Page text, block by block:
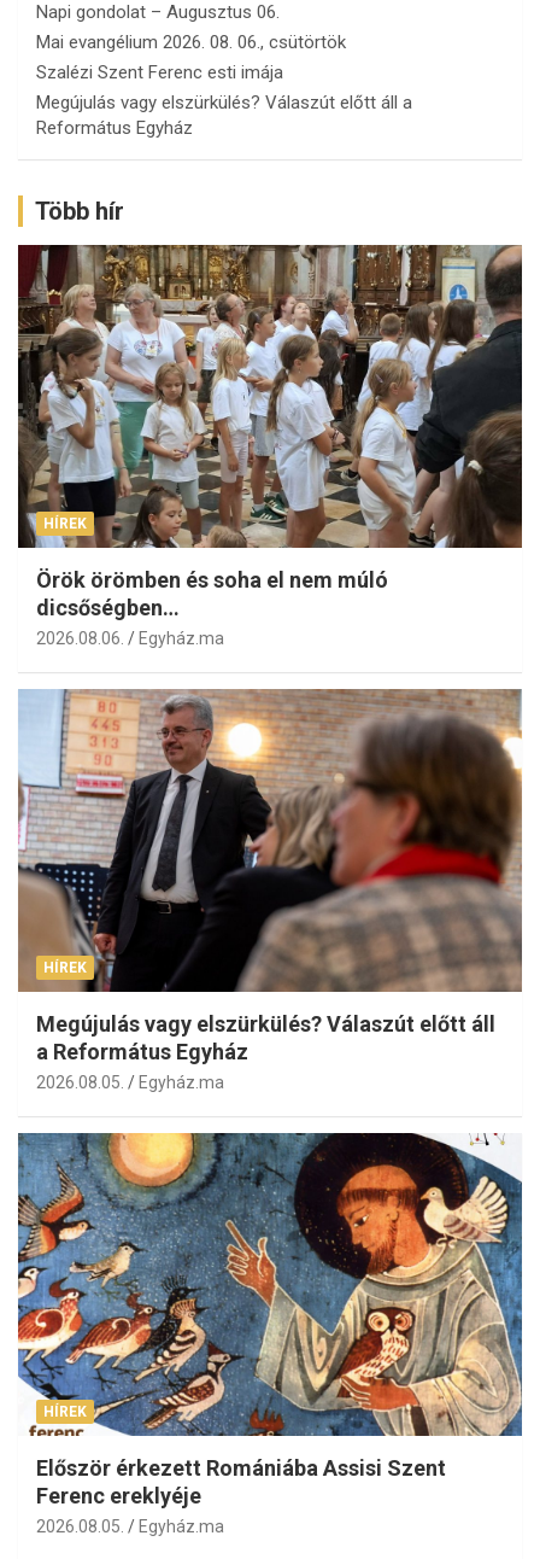
Napi gondolat – Augusztus 06.
Mai evangélium 2026. 08. 06., csütörtök
Szalézi Szent Ferenc esti imája
Megújulás vagy elszürkülés? Válaszút előtt áll a
Református Egyház
Több hír
HÍREK
Örök örömben és soha el nem múló
dicsőségben…
2026.08.06. Egyház.ma
HÍREK
Megújulás vagy elszürkülés? Válaszút előtt áll
a Református Egyház
2026.08.05. Egyház.ma
HÍREK
Először érkezett Romániába Assisi Szent
Ferenc ereklyéje
2026.08.05. Egyház.ma